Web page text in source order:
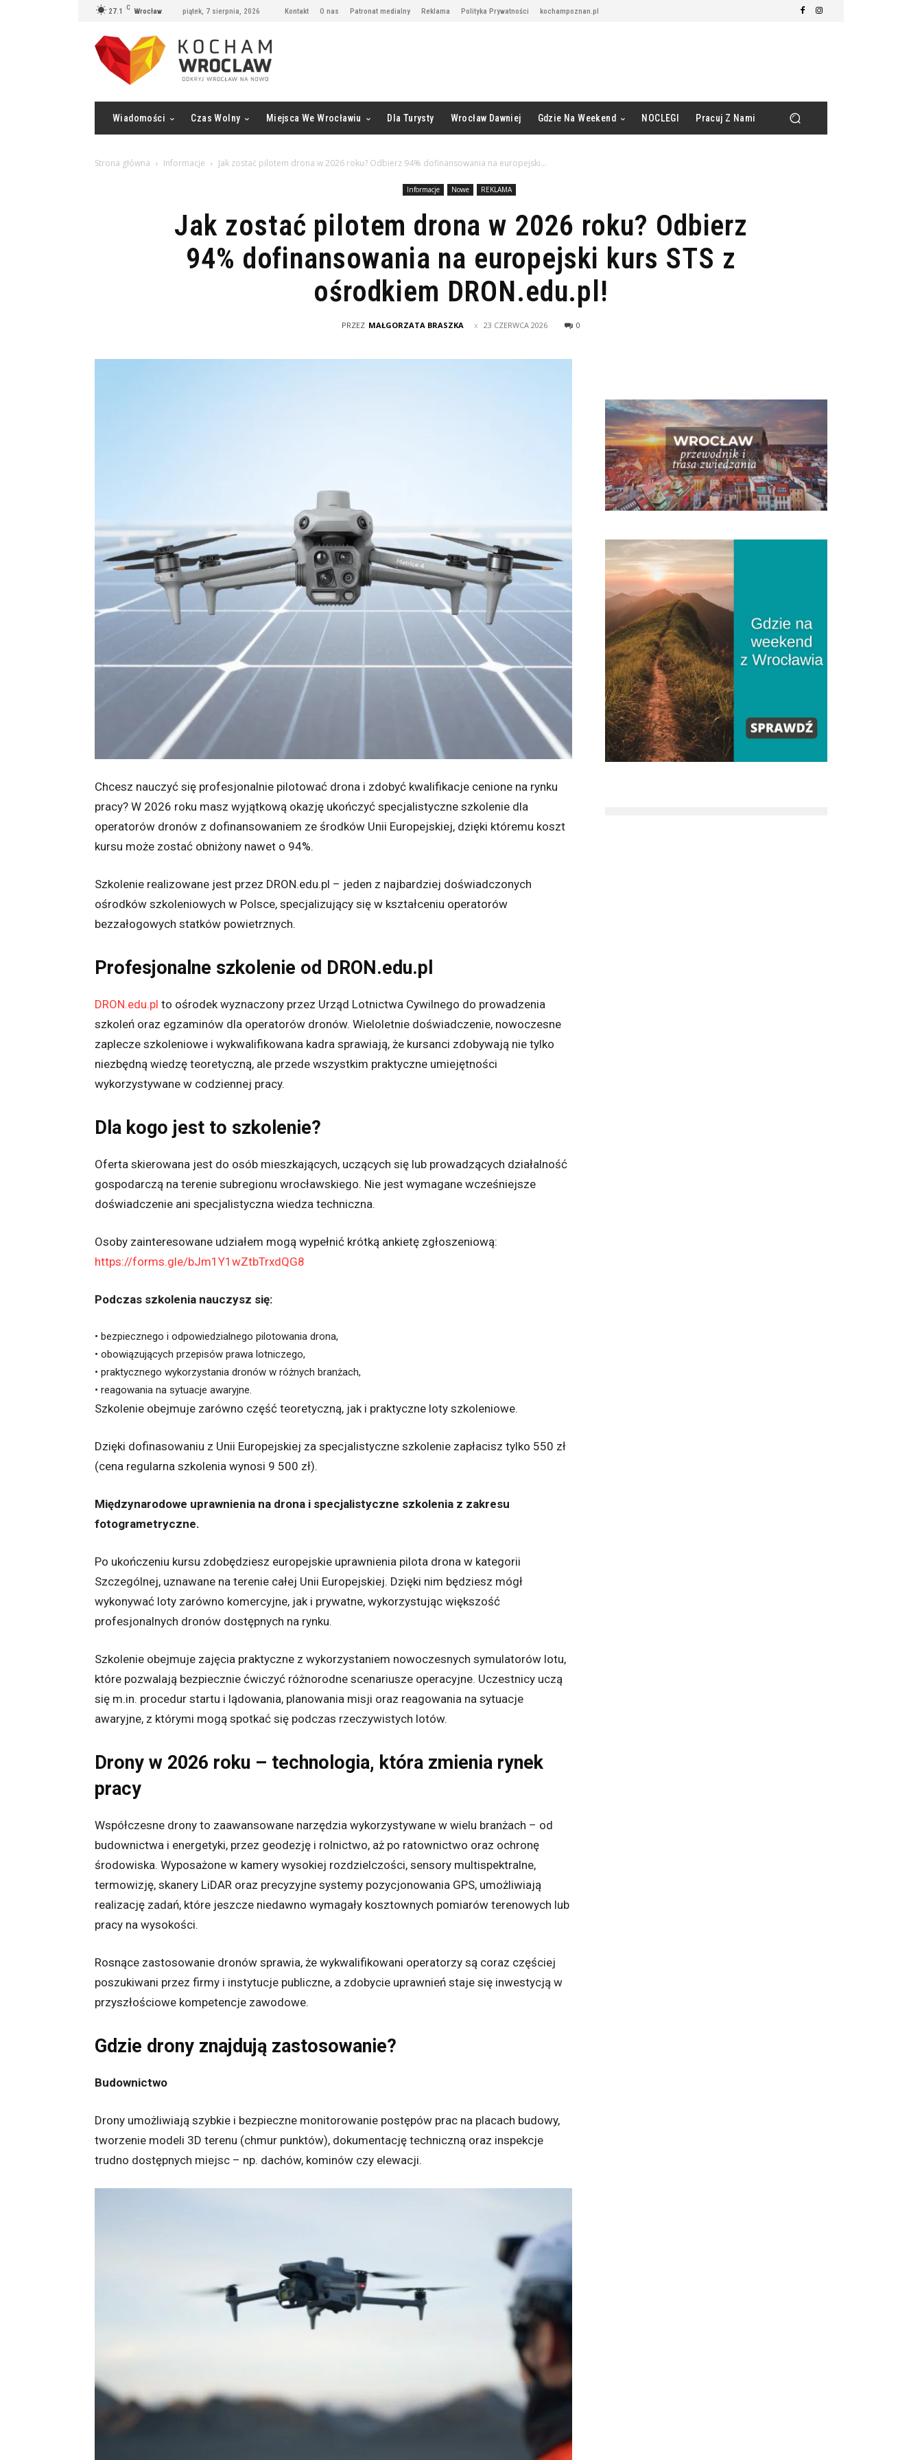
27.1 C Wrocław piątek, 7 sierpnia, 2026 Kontakt O nas Patronat medialny Reklama Polityka Prywatności kochampoznan.pl
Wiadomości Czas Wolny Miejsca We Wrocławiu Dla Turysty Wrocław Dawniej Gdzie Na Weekend NOCLEGI Pracuj Z Nami
Strona główna Informacje Jak zostać pilotem drona w 2026 roku? Odbierz 94% dofinansowania na europejski...
Informacje Nowe REKLAMA
Jak zostać pilotem drona w 2026 roku? Odbierz
94% dofinansowania na europejski kurs STS z
ośrodkiem DRON.edu.pl!
PRZEZ MAŁGORZATA BRASZKA 23 CZERWCA 2026 0
Chcesz nauczyć się profesjonalnie pilotować drona i zdobyć kwalifikacje cenione na rynku
pracy? W 2026 roku masz wyjątkową okazję ukończyć specjalistyczne szkolenie dla
operatorów dronów z dofinansowaniem ze środków Unii Europejskiej, dzięki któremu koszt
kursu może zostać obniżony nawet o 94%.
Szkolenie realizowane jest przez DRON.edu.pl – jeden z najbardziej doświadczonych
ośrodków szkoleniowych w Polsce, specjalizujący się w kształceniu operatorów
bezzałogowych statków powietrznych.
Profesjonalne szkolenie od DRON.edu.pl
DRON.edu.pl to ośrodek wyznaczony przez Urząd Lotnictwa Cywilnego do prowadzenia
szkoleń oraz egzaminów dla operatorów dronów. Wieloletnie doświadczenie, nowoczesne
zaplecze szkoleniowe i wykwalifikowana kadra sprawiają, że kursanci zdobywają nie tylko
niezbędną wiedzę teoretyczną, ale przede wszystkim praktyczne umiejętności
wykorzystywane w codziennej pracy.
Dla kogo jest to szkolenie?
Oferta skierowana jest do osób mieszkających, uczących się lub prowadzących działalność
gospodarczą na terenie subregionu wrocławskiego. Nie jest wymagane wcześniejsze
doświadczenie ani specjalistyczna wiedza techniczna.
Osoby zainteresowane udziałem mogą wypełnić krótką ankietę zgłoszeniową:
https://forms.gle/bJm1Y1wZtbTrxdQG8
Podczas szkolenia nauczysz się:
• bezpiecznego i odpowiedzialnego pilotowania drona,
• obowiązujących przepisów prawa lotniczego,
• praktycznego wykorzystania dronów w różnych branżach,
• reagowania na sytuacje awaryjne.
Szkolenie obejmuje zarówno część teoretyczną, jak i praktyczne loty szkoleniowe.
Dzięki dofinasowaniu z Unii Europejskiej za specjalistyczne szkolenie zapłacisz tylko 550 zł
(cena regularna szkolenia wynosi 9 500 zł).
Międzynarodowe uprawnienia na drona i specjalistyczne szkolenia z zakresu
fotogrametryczne.
Po ukończeniu kursu zdobędziesz europejskie uprawnienia pilota drona w kategorii
Szczególnej, uznawane na terenie całej Unii Europejskiej. Dzięki nim będziesz mógł
wykonywać loty zarówno komercyjne, jak i prywatne, wykorzystując większość
profesjonalnych dronów dostępnych na rynku.
Szkolenie obejmuje zajęcia praktyczne z wykorzystaniem nowoczesnych symulatorów lotu,
które pozwalają bezpiecznie ćwiczyć różnorodne scenariusze operacyjne. Uczestnicy uczą
się m.in. procedur startu i lądowania, planowania misji oraz reagowania na sytuacje
awaryjne, z którymi mogą spotkać się podczas rzeczywistych lotów.
Drony w 2026 roku – technologia, która zmienia rynek
pracy
Współczesne drony to zaawansowane narzędzia wykorzystywane w wielu branżach – od
budownictwa i energetyki, przez geodezję i rolnictwo, aż po ratownictwo oraz ochronę
środowiska. Wyposażone w kamery wysokiej rozdzielczości, sensory multispektralne,
termowizję, skanery LiDAR oraz precyzyjne systemy pozycjonowania GPS, umożliwiają
realizację zadań, które jeszcze niedawno wymagały kosztownych pomiarów terenowych lub
pracy na wysokości.
Rosnące zastosowanie dronów sprawia, że wykwalifikowani operatorzy są coraz częściej
poszukiwani przez firmy i instytucje publiczne, a zdobycie uprawnień staje się inwestycją w
przyszłościowe kompetencje zawodowe.
Gdzie drony znajdują zastosowanie?
Budownictwo
Drony umożliwiają szybkie i bezpieczne monitorowanie postępów prac na placach budowy,
tworzenie modeli 3D terenu (chmur punktów), dokumentację techniczną oraz inspekcje
trudno dostępnych miejsc – np. dachów, kominów czy elewacji.